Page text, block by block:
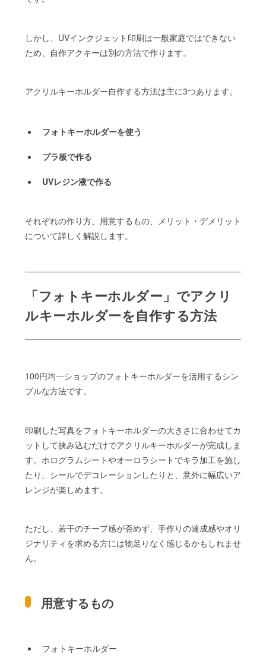
しかし、UVインクジェット印刷は一般家庭ではできない
ため、自作アクキーは別の方法で作ります。
アクリルキーホルダー自作する方法は主に3つあります。
フォトキーホルダーを使う
プラ板で作る
UVレジン液で作る
それぞれの作り方、用意するもの、メリット・デメリット
について詳しく解説します。
「フォトキーホルダー」でアクリ
ルキーホルダーを自作する方法
100円均一ショップのフォトキーホルダーを活用するシン
プルな方法です。
印刷した写真をフォトキーホルダーの大きさに合わせてカ
ットして挟み込むだけでアクリルキーホルダーが完成しま
す。ホログラムシートやオーロラシートでキラ加工を施し
たり、シールでデコレーションしたりと、意外に幅広いア
レンジが楽しめます。
ただし、若干のチープ感が否めず、手作りの達成感やオリ
ジナリティを求める方には物足りなく感じるかもしれませ
ん。
用意するもの
フォトキーホルダー